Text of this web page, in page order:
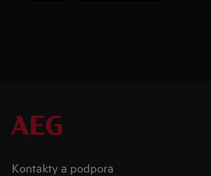
Kontakty a podpora